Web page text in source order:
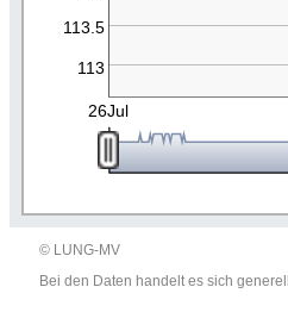
113
113.5
26Jul
© LUNG-MV
Bei den Daten handelt es sich